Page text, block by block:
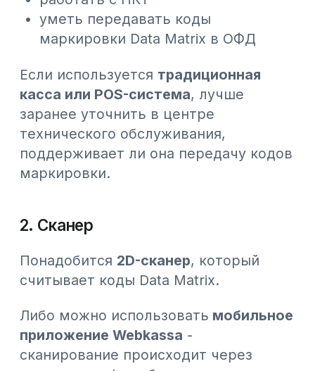
2D-сканер
Если вы работаете напрямую в
интерфейсе Webkassa, можно
использовать встроенный
работает через камеру смартфона
и подходит для считывания
обуви и пива
Итог
оборудование и передачу данных,
темспокойнее пройдет переход.
Если вы уже работаетес Webkassa ,
большая часть требований уже